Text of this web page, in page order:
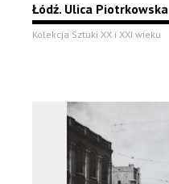
Łódź. Ulica Piotrkowska
Kolekcja Sztuki XX i XXI wieku